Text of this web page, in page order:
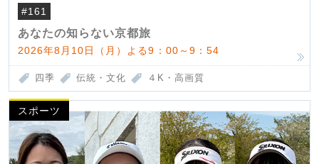
#161
あなたの知らない京都旅
2026年8月10日（月）よる9：00～9：54
四季 伝統・文化 ４K・高画質
スポーツ